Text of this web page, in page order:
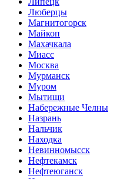
Люберцы
Магнитогорск
Майкоп
Махачкала
Миасс
Москва
Мурманск
Муром
Мытищи
Набережные Челны
Назрань
Нальчик
Находка
Невинномысск
Нефтекамск
Нефтеюганск